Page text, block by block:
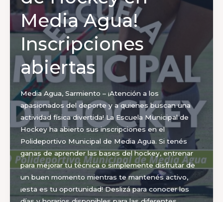
2025
Media Agua!
Inscripciones
abiertas
Media Agua, Sarmiento – ¡Atención a los
apasionados del deporte y a quienes buscan una
actividad física divertida! La Escuela Municipal de
Hockey ha abierto sus inscripciones en el
Polideportivo Municipal de Media Agua. Si tenés
ganas de aprender las bases del hockey, entrenar
para mejorar tu técnica o simplemente disfrutar de
un buen momento mientras te mantenés activo,
¡esta es tu oportunidad! Deslizá para conocer los